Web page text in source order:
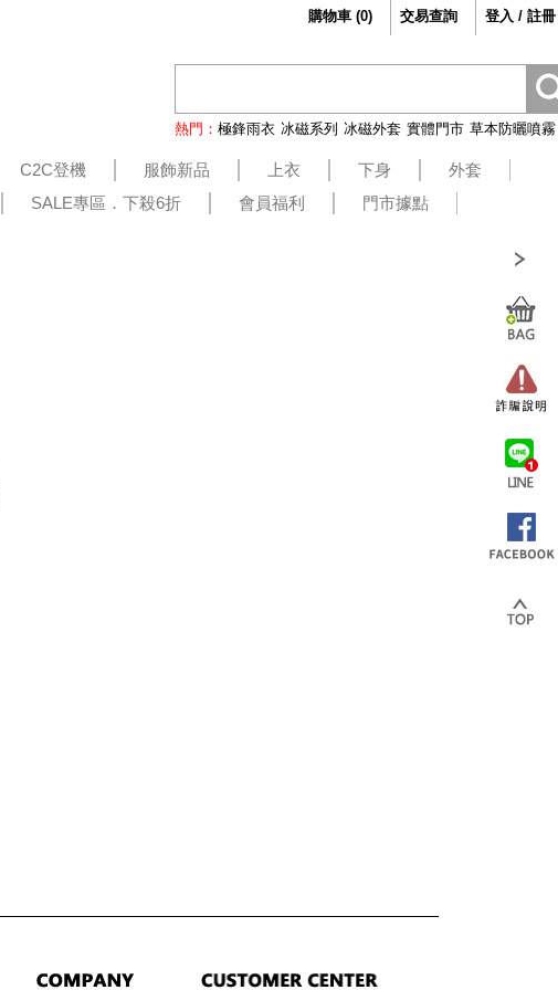
熱門： 極鋒雨衣 冰磁系列 冰磁外套 實體門市 草本防曬噴霧
C2C登機 服飾新品 上衣 下身
外套
SALE專區．下殺6折 會員福利
門市據點
購物車 (0) 交易查詢 登入 / 註冊